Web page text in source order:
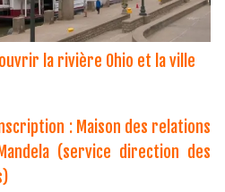
la rivière Ohio et la ville
: Maison des relations
(service direction des